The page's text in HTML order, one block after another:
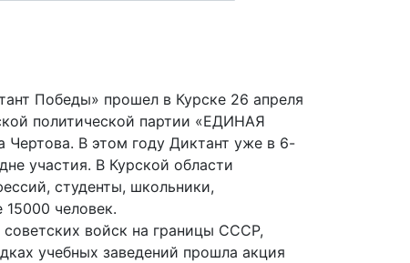
Победы» прошел в Курске 26 апреля
политической партии «ЕДИНАЯ
Чертова. В этом году Диктант уже в 6-
участия. В Курской области
студенты, школьники,
человек.
войск на границы СССР,
учебных заведений прошла акция